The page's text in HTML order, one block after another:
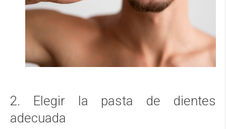
2. Elegir la pasta de dientes
adecuada